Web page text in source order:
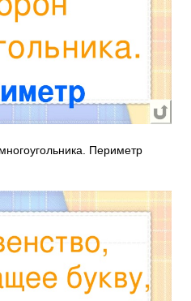
Периметр